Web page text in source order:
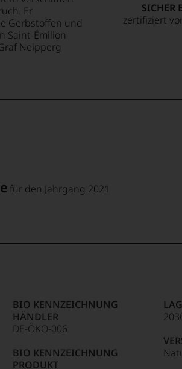
Er
Gerbstoffen und
Saint-Émilion
Neipperg
SICHER
zertifiziert
für den Jahrgang 2021
BIO KENNZEICHNUNG
HÄNDLER
DE-ÖKO-006
BIO KENNZEICHNUNG
PRODUKT